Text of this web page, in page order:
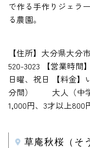
で作る手作りジェラ
る農園。
【住所】大分県大分
520-3023 【営業時間
日曜、祝日 【料金
分間） 大人（中学
1,000円、3才以上800
草庵秋桜（そ